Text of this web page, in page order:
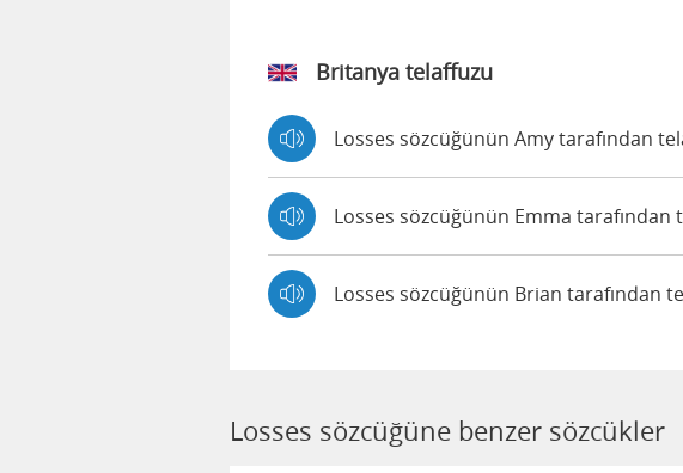
Britanya telaffuzu
Losses sözcüğünün Amy tarafından
Losses sözcüğünün Emma tarafından
Losses sözcüğünün Brian tarafından
Losses sözcüğüne benzer sözcükler